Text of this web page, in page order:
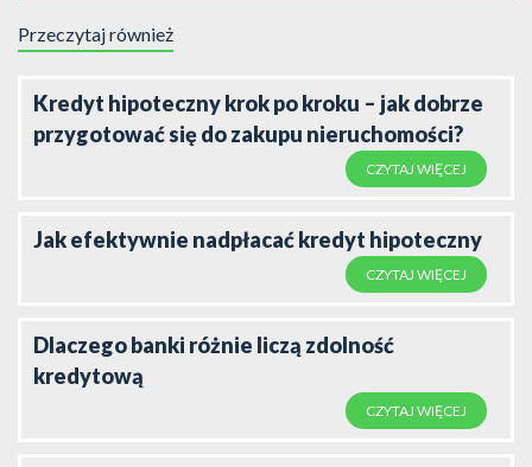
Przeczytaj również
Kredyt hipoteczny krok po kroku – jak dobrze
przygotować się do zakupu nieruchomości?
CZYTAJ WIĘCEJ
Jak efektywnie nadpłacać kredyt hipoteczny
CZYTAJ WIĘCEJ
Dlaczego banki różnie liczą zdolność
kredytową
CZYTAJ WIĘCEJ